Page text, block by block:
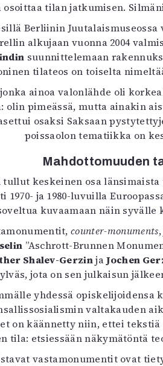
tilan jatkumisen.
Berliinin
alkujaan vuonna 2004
suunnittelemaan
tilateos on toiselta
ainoa valonlähde oli
pimeässä, mutta ainakin
osaksi Saksaan
poissaolon tematiikka on
Mahdottomuuden
keskeinen osa
ja 1980-luvuilla
kuvaamaan näin syvälle
counter-monuments
”Aschrott-Brunnen
Shalev-GerzinjaJochen
jota on sen julkaisun
yhdessä opiskelijoidensa
on käännetty niin, ettei
tila: etsiessään näkymätöntä
vastamonumentit ovat